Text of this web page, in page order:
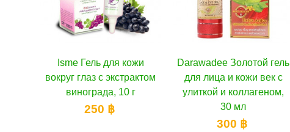
В корзину
Isme Гель для кожи
вокруг глаз с экстрактом
винограда, 10 г
250 ฿
В корзину
Darawadee Золотой гель
для лица и кожи век с
улиткой и коллагеном,
30 мл
300 ฿